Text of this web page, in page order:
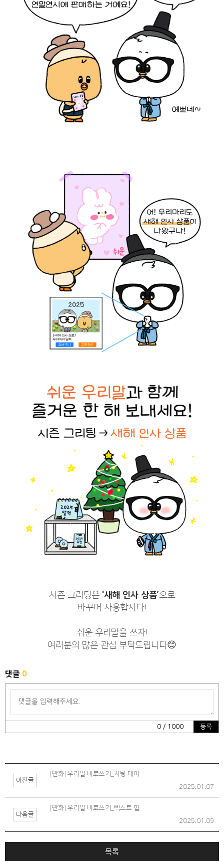
시즌 그리팅은 '새해 인사 상품’으로
바꾸어 사용합시다!
쉬운 우리말을 쓰자!
여러분의 많은 관심 부탁드립니다😊
댓글 0
0 / 1000 등록
이전글
[만화] 우리말 바로쓰기_치팅 데이
2025.01.07
다음글
[만화] 우리말 바로쓰기_텍스트 힙
2025.01.09
목록